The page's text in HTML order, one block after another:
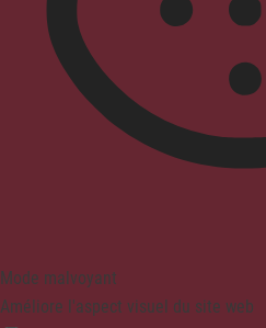
Mode malvoyant
Améliore l'aspect visuel du site web